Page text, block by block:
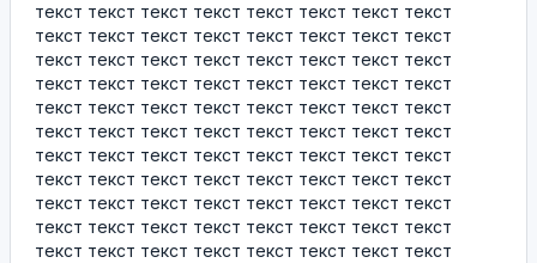
текст текст текст текст текст текст текст текст
текст текст текст текст текст текст текст текст
текст текст текст текст текст текст текст текст
текст текст текст текст текст текст текст текст
текст текст текст текст текст текст текст текст
текст текст текст текст текст текст текст текст
текст текст текст текст текст текст текст текст
текст текст текст текст текст текст текст текст
текст текст текст текст текст текст текст текст
текст текст текст текст текст текст текст текст
текст текст текст текст текст текст текст текст